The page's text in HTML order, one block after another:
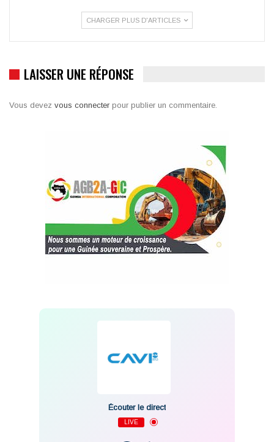
CHARGER PLUS D'ARTICLES
LAISSER UNE RÉPONSE
Vous devez vous connecter pour publier un commentaire.
Écouter le direct
LIVE